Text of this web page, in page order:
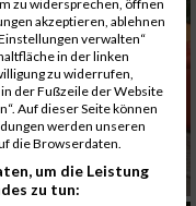
zu widersprechen, öffnen
akzeptieren, ablehnen
verwalten“
in der linken
zu widerrufen,
der Fußzeile der Website
Auf dieser Seite können
werden unseren
die Browserdaten.
um die Leistung
zu tun: